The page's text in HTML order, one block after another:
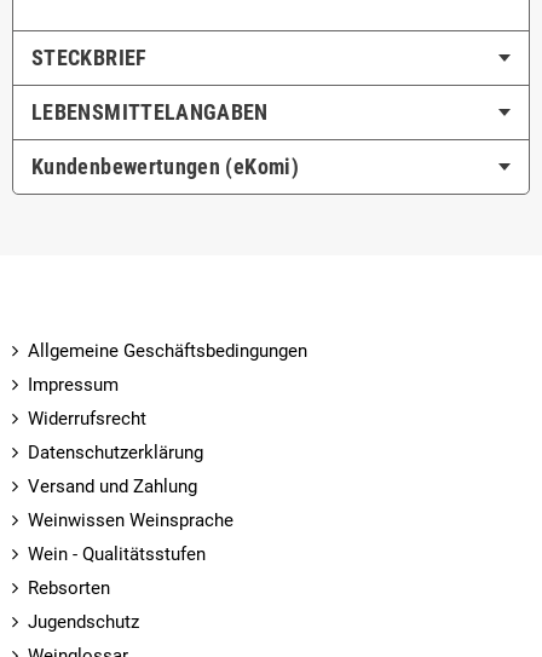
STECKBRIEF
LEBENSMITTEL­ANGABEN
Kundenbewertungen (eKomi)
Allgemeine Geschäftsbedingungen
Impressum
Widerrufsrecht
Datenschutzerklärung
Versand und Zahlung
Weinwissen Weinsprache
Wein - Qualitätsstufen
Rebsorten
Jugendschutz